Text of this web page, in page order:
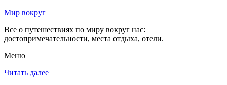
Мир вокруг
Все о путешествиях по миру вокруг нас:
достопримечательности, места отдыха, отели.
Меню
Читать далее